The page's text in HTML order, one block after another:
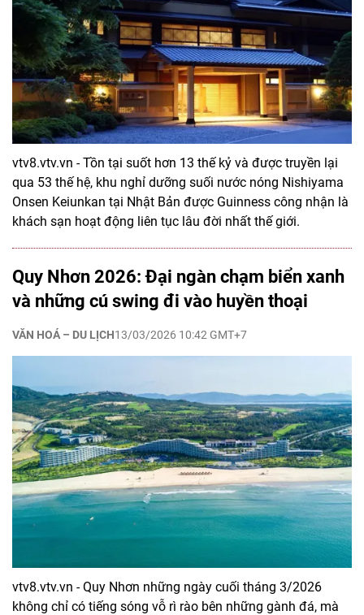
vtv8.vtv.vn - Tồn tại suốt hơn 13 thế kỷ và được truyền lại
qua 53 thế hệ, khu nghỉ dưỡng suối nước nóng Nishiyama
Onsen Keiunkan tại Nhật Bản được Guinness công nhận là
khách sạn hoạt động liên tục lâu đời nhất thế giới.
Quy Nhơn 2026: Đại ngàn chạm biển xanh
và những cú swing đi vào huyền thoại
VĂN HOÁ – DU LỊCH13/03/2026 10:42 GMT+7
vtv8.vtv.vn - Quy Nhơn những ngày cuối tháng 3/2026
không chỉ có tiếng sóng vỗ rì rào bên những gành đá, mà